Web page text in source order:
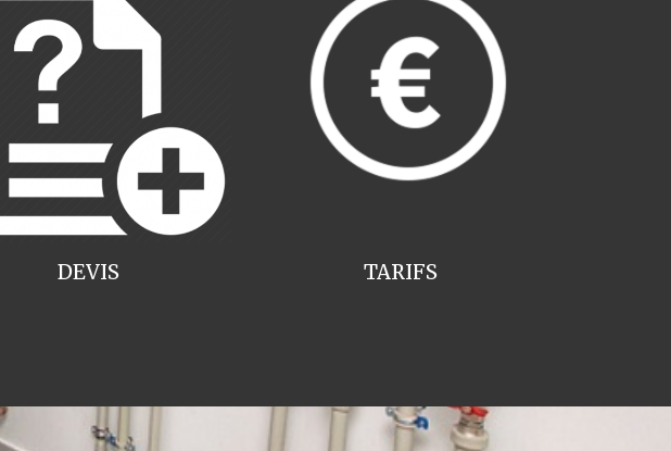
TARIFS
DEVIS